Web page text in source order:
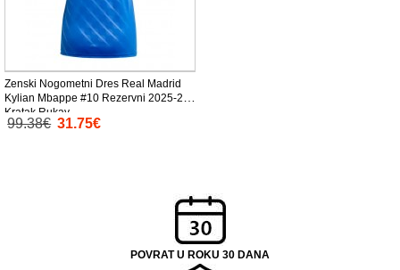
Zenski Nogometni Dres Real Madrid
Kylian Mbappe #10 Rezervni 2025-26
Kratak Rukav
99.38€ 31.75€
POVRAT U ROKU 30 DANA